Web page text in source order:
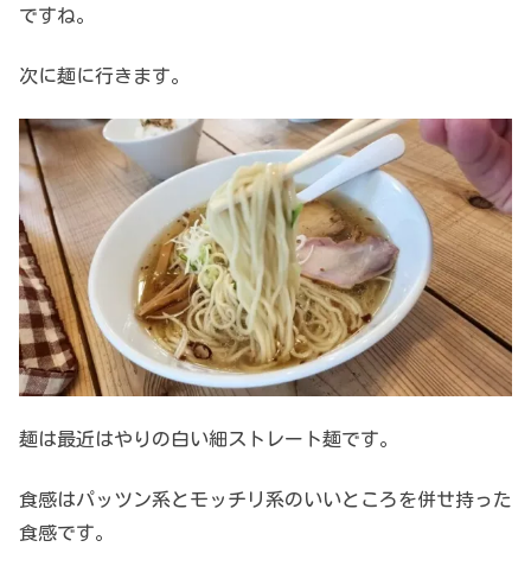
ですね。
次に麺に行きます。
麺は最近はやりの白い細ストレート麺です。
食感はパッツン系とモッチリ系のいいところを併せ持った
食感です。